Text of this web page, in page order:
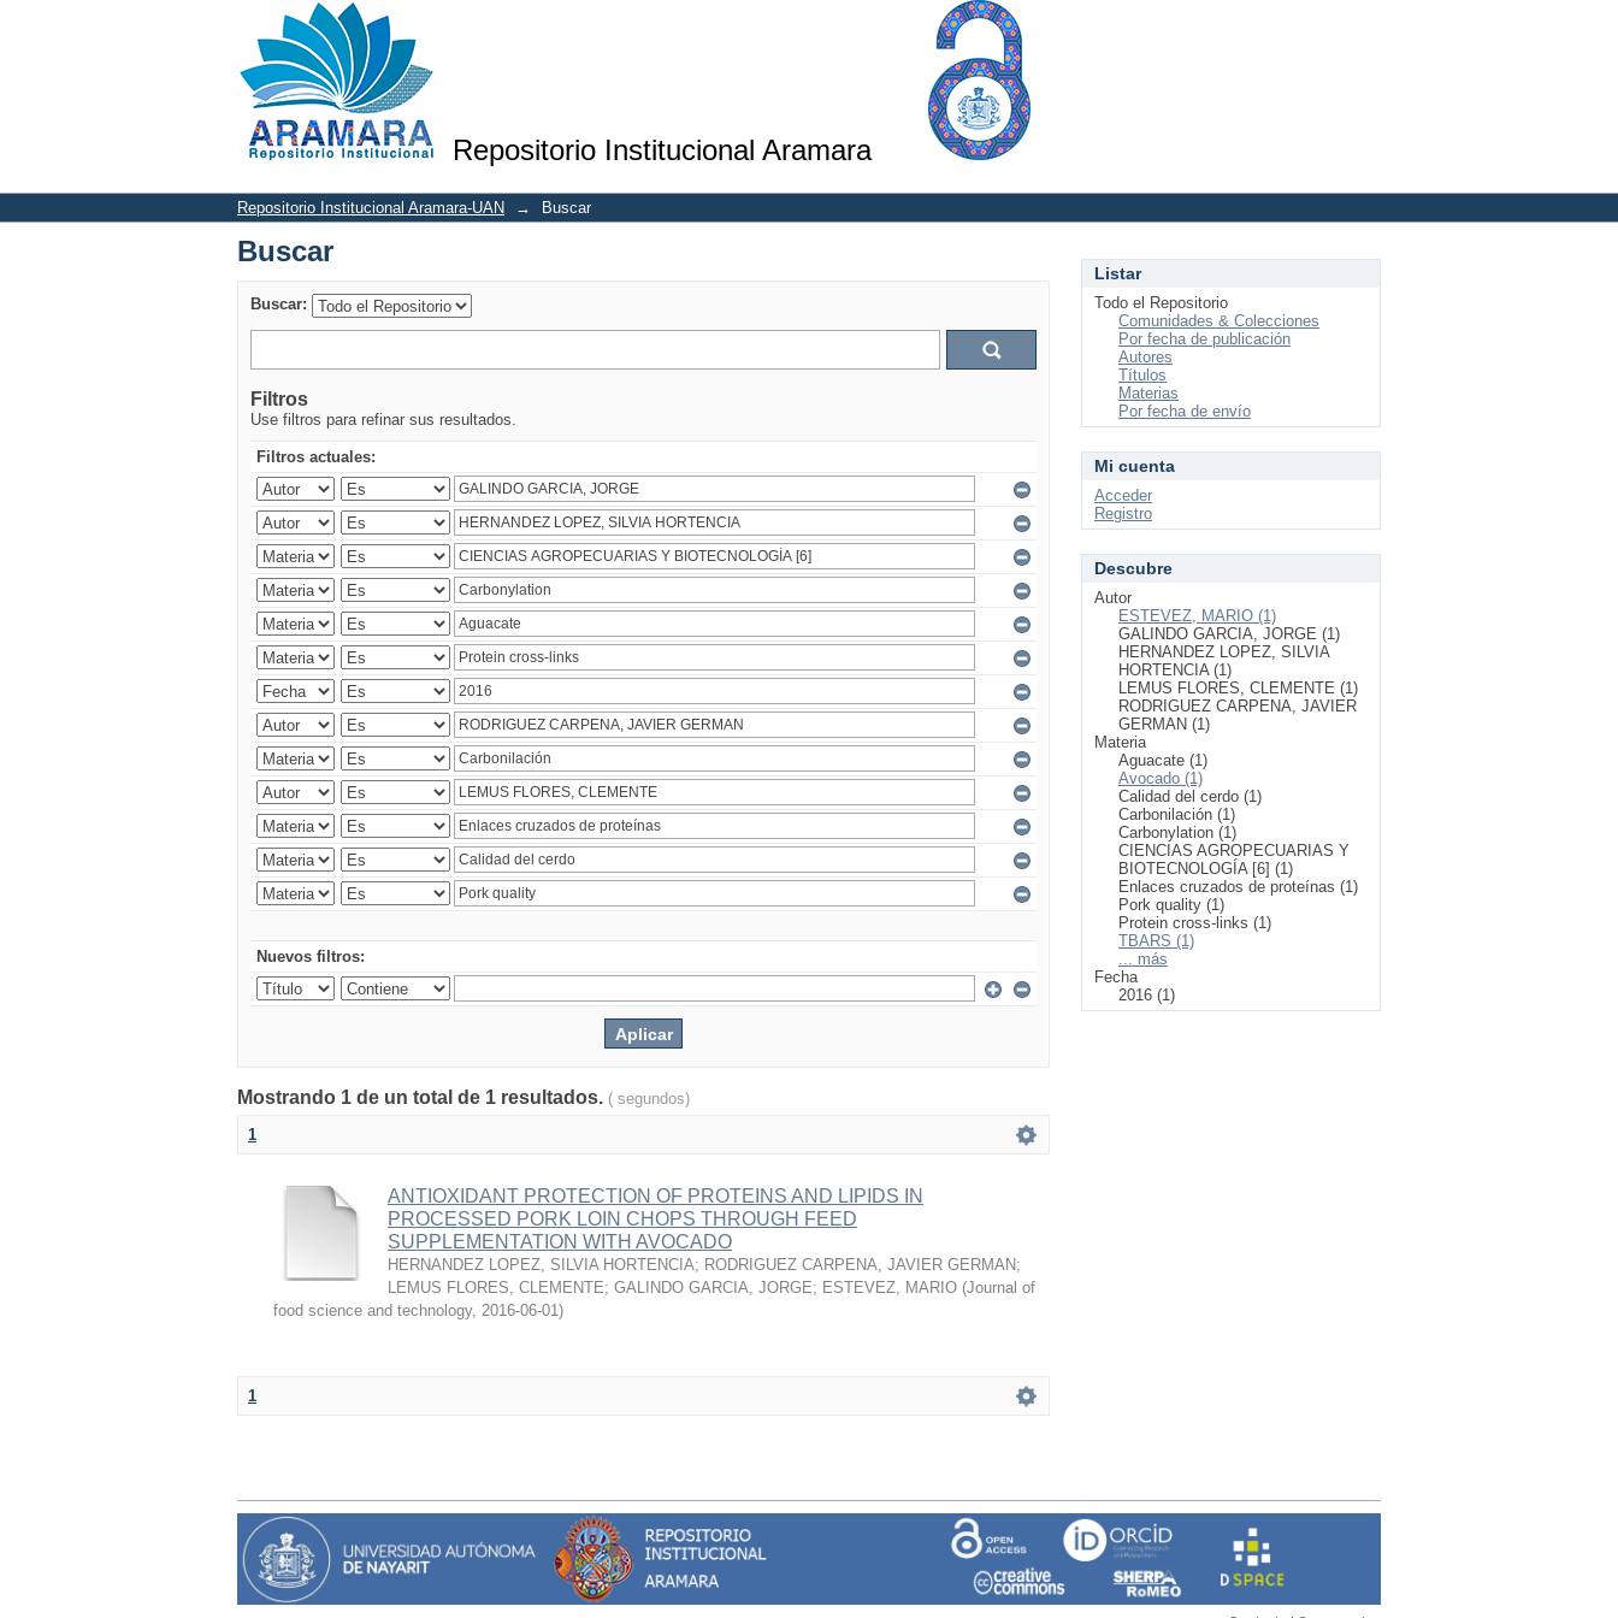
Repositorio Institucional Aramara
Buscar
Repositorio Institucional Aramara-UAN → Buscar
Buscar
Buscar:
Filtros
Use filtros para refinar sus resultados.
Filtros actuales:
Nuevos filtros:
Mostrando 1 de un total de 1 resultados. ( segundos)
1
ANTIOXIDANT PROTECTION OF PROTEINS AND LIPIDS IN
PROCESSED PORK LOIN CHOPS THROUGH FEED
SUPPLEMENTATION WITH AVOCADO
HERNANDEZ LOPEZ, SILVIA HORTENCIA; RODRIGUEZ CARPENA, JAVIER GERMAN;
LEMUS FLORES, CLEMENTE; GALINDO GARCIA, JORGE; ESTEVEZ, MARIO (Journal of
food science and technology, 2016-06-01)
1
Listar
Todo el Repositorio
Comunidades & Colecciones
Por fecha de publicación
Autores
Títulos
Materias
Por fecha de envío
Mi cuenta
Acceder
Registro
Descubre
Autor
ESTEVEZ, MARIO (1)
GALINDO GARCIA, JORGE (1)
HERNANDEZ LOPEZ, SILVIA
HORTENCIA (1)
LEMUS FLORES, CLEMENTE (1)
RODRIGUEZ CARPENA, JAVIER
GERMAN (1)
Materia
Aguacate (1)
Avocado (1)
Calidad del cerdo (1)
Carbonilación (1)
Carbonylation (1)
CIENCIAS AGROPECUARIAS Y
BIOTECNOLOGÍA [6] (1)
Enlaces cruzados de proteínas (1)
Pork quality (1)
Protein cross-links (1)
TBARS (1)
... más
Fecha
2016 (1)